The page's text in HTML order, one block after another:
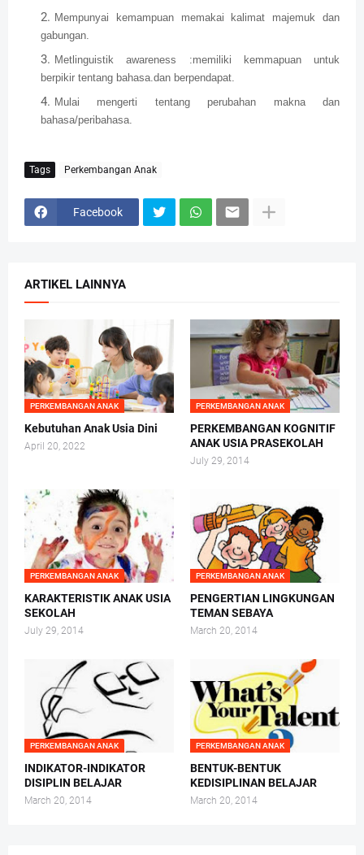
Mempunyai kemampuan memakai kalimat majemuk dan
gabungan.
Metlinguistik awareness :memiliki kemmapuan untuk
berpikir tentang bahasa.dan berpendapat.
Mulai mengerti tentang perubahan makna dan
bahasa/peribahasa.
Tags Perkembangan Anak
Facebook
ARTIKEL LAINNYA
PERKEMBANGAN ANAK
Kebutuhan Anak Usia Dini
April 20, 2022
PERKEMBANGAN ANAK
PERKEMBANGAN KOGNITIF
ANAK USIA PRASEKOLAH
July 29, 2014
PERKEMBANGAN ANAK
KARAKTERISTIK ANAK USIA
SEKOLAH
July 29, 2014
PERKEMBANGAN ANAK
PENGERTIAN LINGKUNGAN
TEMAN SEBAYA
March 20, 2014
PERKEMBANGAN ANAK
INDIKATOR-INDIKATOR
DISIPLIN BELAJAR
March 20, 2014
PERKEMBANGAN ANAK
BENTUK-BENTUK
KEDISIPLINAN BELAJAR
March 20, 2014